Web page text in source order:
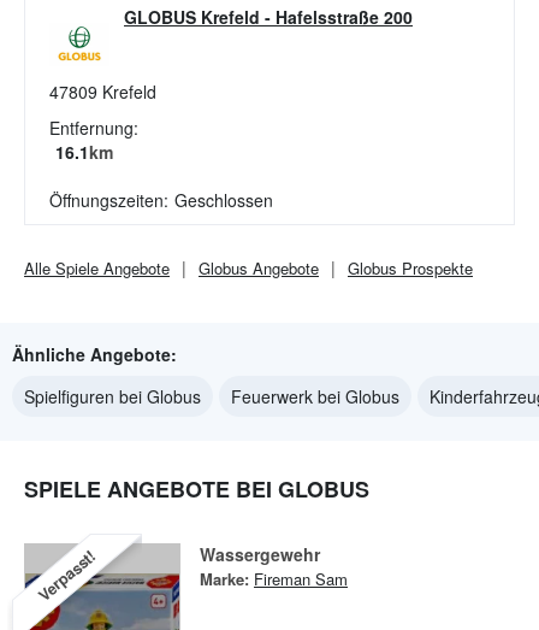
GLOBUS Krefeld - Hafelsstraße 200
47809 Krefeld
Entfernung:
16.1km
Öffnungszeiten: Geschlossen
Alle Spiele Angebote Globus Angebote Globus Prospekte
Ähnliche Angebote:
Spielfiguren bei Globus
Feuerwerk bei Globus
SPIELE ANGEBOTE BEI GLOBUS
Verpasst! Wassergewehr
Marke: Fireman Sam